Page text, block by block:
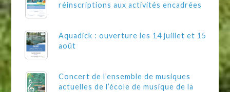
réinscriptions aux activités encadrées
Aquadick : ouverture les 14 juillet et 15
août
Concert de l’ensemble de musiques
actuelles de l’école de musique de la